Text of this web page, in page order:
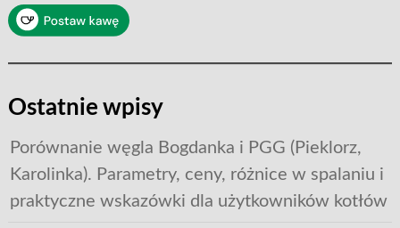
Ostatnie wpisy
Porównanie węgla Bogdanka i PGG (Pieklorz,
Karolinka). Parametry, ceny, różnice w spalaniu i
praktyczne wskazówki dla użytkowników kotłów